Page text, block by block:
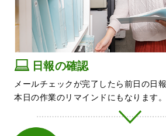
日報の確認
メールチェックが完了したら前日の日報
本日の作業のリマインドにもなります。